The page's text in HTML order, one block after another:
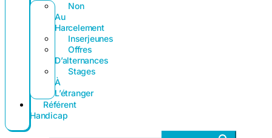
Non
Au
Harcelement
Inserjeunes
Offres
D’alternances
Stages
À
L’étranger
Référent
Handicap